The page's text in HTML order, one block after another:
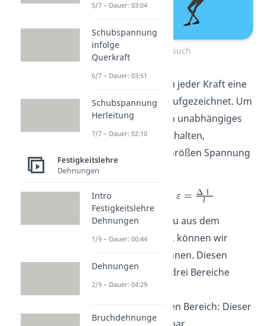
Zugversuch
Parallel dazu wird zu jeder Kraft eine
Längenänderung
aufgezeichnet. Um
nun ein geometrisch unabhängiges
Materialgesetz zu erhalten,
verwenden wir die Größen Spannung
und Dehnung mit
Mit den Daten, die du aus dem
Zugversuch erhältst, können wir
einen Graphen zeichnen. Diesen
können wir grob in drei Bereiche
einteilen:
Den linear elastischen Bereich: Dieser
5/7 – Dauer: 03:04
Schubspannung
infolge
Querkraft
6/7 – Dauer: 03:51
Schubspannung
Herleitung
7/7 – Dauer: 02:10
Festigkeitslehre
Dehnungen
Intro
Festigkeitslehre
Dehnungen
1/9 – Dauer: 00:44
Dehnungen
2/9 – Dauer: 04:29
Bruchdehnunge